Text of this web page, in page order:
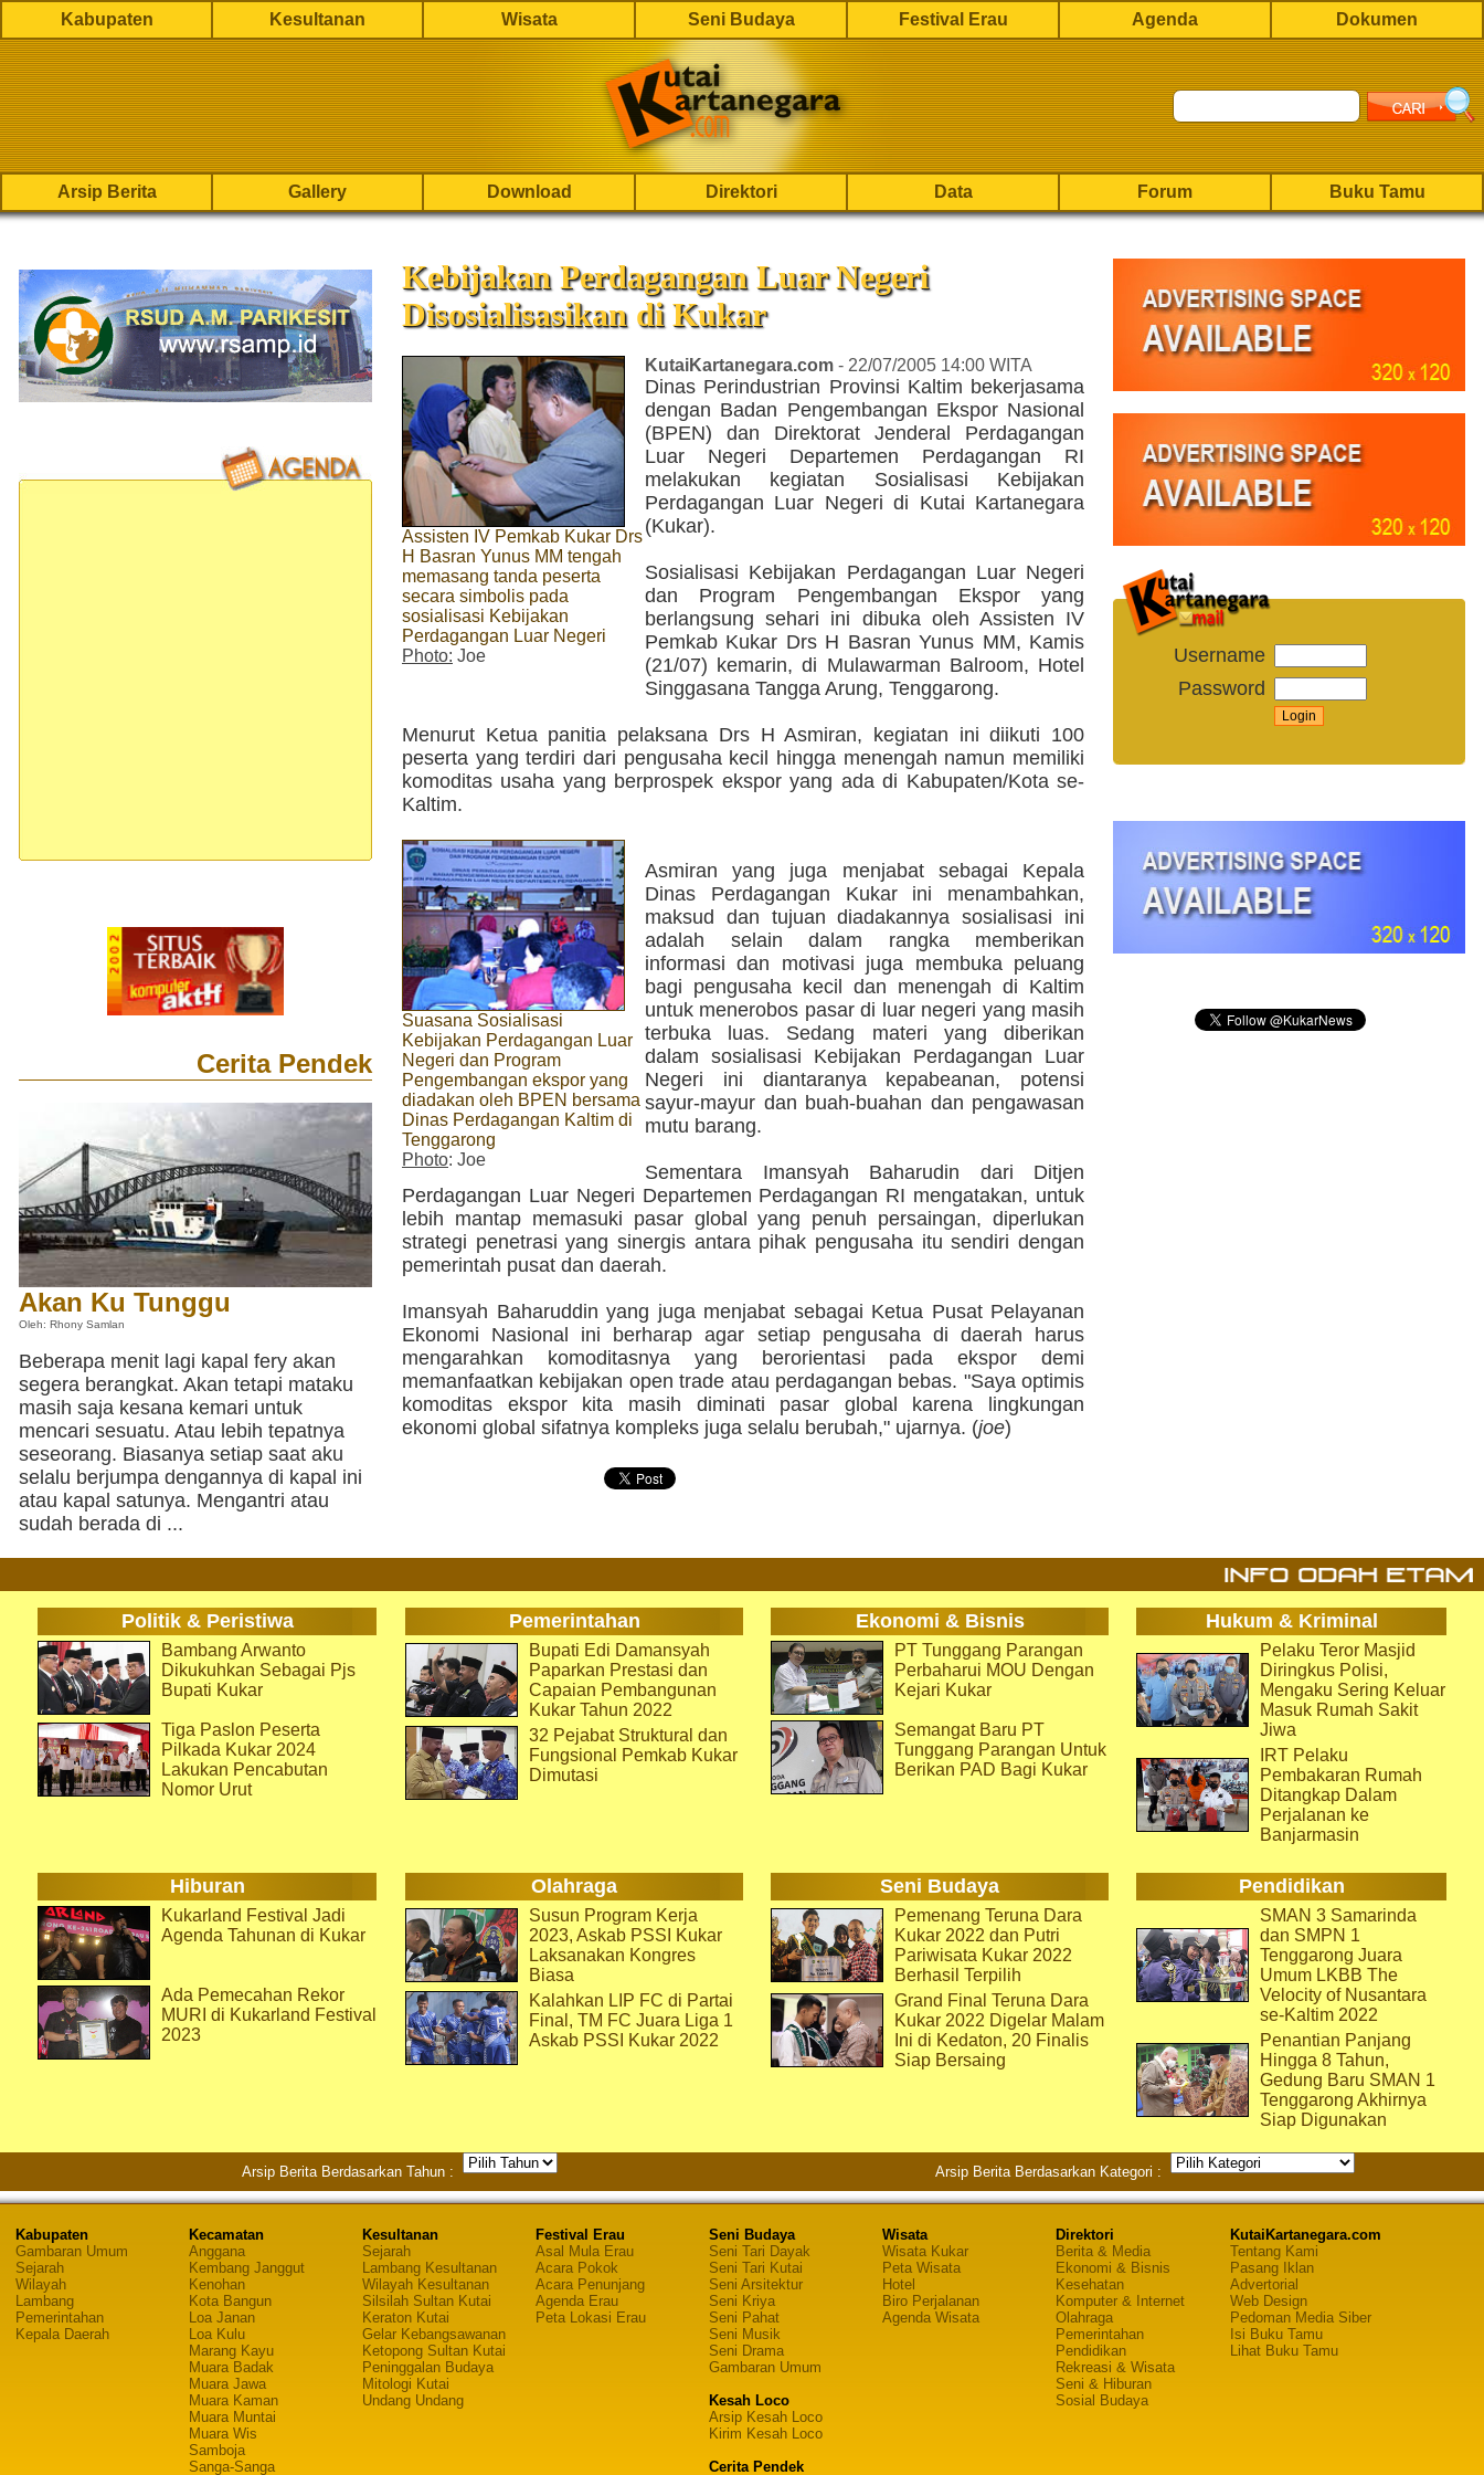
Kabupaten Kesultanan Wisata Seni Budaya Festival Erau Agenda Dokumen
Arsip Berita Gallery Download Direktori Data Forum Buku Tamu
Cerita Pendek
Akan Ku Tunggu
Oleh: Rhony Samlan
Beberapa menit lagi kapal fery akan
segera berangkat. Akan tetapi mataku
masih saja kesana kemari untuk
mencari sesuatu. Atau lebih tepatnya
seseorang. Biasanya setiap saat aku
selalu berjumpa dengannya di kapal ini
atau kapal satunya. Mengantri atau
sudah berada di ...
Kebijakan Perdagangan Luar Negeri
Disosialisasikan di Kukar
Assisten IV Pemkab Kukar Drs
H Basran Yunus MM tengah
memasang tanda peserta
secara simbolis pada
sosialisasi Kebijakan
Perdagangan Luar Negeri
Photo: Joe
KutaiKartanegara.com - 22/07/2005 14:00 WITA
Dinas Perindustrian Provinsi Kaltim bekerjasama
dengan Badan Pengembangan Ekspor Nasional
(BPEN) dan Direktorat Jenderal Perdagangan
Luar Negeri Departemen Perdagangan RI
melakukan kegiatan Sosialisasi Kebijakan
Perdagangan Luar Negeri di Kutai Kartanegara
(Kukar).
Sosialisasi Kebijakan Perdagangan Luar Negeri
dan Program Pengembangan Ekspor yang
berlangsung sehari ini dibuka oleh Assisten IV
Pemkab Kukar Drs H Basran Yunus MM, Kamis
(21/07) kemarin, di Mulawarman Balroom, Hotel
Singgasana Tangga Arung, Tenggarong.
Menurut Ketua panitia pelaksana Drs H Asmiran, kegiatan ini diikuti 100
peserta yang terdiri dari pengusaha kecil hingga menengah namun memiliki
komoditas usaha yang berprospek ekspor yang ada di Kabupaten/Kota se-
Kaltim.
Suasana Sosialisasi
Kebijakan Perdagangan Luar
Negeri dan Program
Pengembangan ekspor yang
diadakan oleh BPEN bersama
Dinas Perdagangan Kaltim di
Tenggarong
Photo: Joe
Asmiran yang juga menjabat sebagai Kepala
Dinas Perdagangan Kukar ini menambahkan,
maksud dan tujuan diadakannya sosialisasi ini
adalah selain dalam rangka memberikan
informasi dan motivasi juga membuka peluang
bagi pengusaha kecil dan menengah di Kaltim
untuk menerobos pasar di luar negeri yang masih
terbuka luas. Sedang materi yang diberikan
dalam sosialisasi Kebijakan Perdagangan Luar
Negeri ini diantaranya kepabeanan, potensi
sayur-mayur dan buah-buahan dan pengawasan
mutu barang.
Sementara Imansyah Baharudin dari Ditjen
Perdagangan Luar Negeri Departemen Perdagangan RI mengatakan, untuk
lebih mantap memasuki pasar global yang penuh persaingan, diperlukan
strategi penetrasi yang sinergis antara pihak pengusaha itu sendiri dengan
pemerintah pusat dan daerah.
Imansyah Baharuddin yang juga menjabat sebagai Ketua Pusat Pelayanan
Ekonomi Nasional ini berharap agar setiap pengusaha di daerah harus
mengarahkan komoditasnya yang berorientasi pada ekspor demi
memanfaatkan kebijakan open trade atau perdagangan bebas. "Saya optimis
komoditas ekspor kita masih diminati pasar global karena lingkungan
ekonomi global sifatnya kompleks juga selalu berubah," ujarnya. (joe)
Username
Password
Politik & Peristiwa Pemerintahan Ekonomi & Bisnis Hukum & Kriminal
Bambang Arwanto
Dikukuhkan Sebagai Pjs
Bupati Kukar
Tiga Paslon Peserta
Pilkada Kukar 2024
Lakukan Pencabutan
Nomor Urut
Bupati Edi Damansyah
Paparkan Prestasi dan
Capaian Pembangunan
Kukar Tahun 2022
32 Pejabat Struktural dan
Fungsional Pemkab Kukar
Dimutasi
PT Tunggang Parangan
Perbaharui MOU Dengan
Kejari Kukar
Semangat Baru PT
Tunggang Parangan Untuk
Berikan PAD Bagi Kukar
Pelaku Teror Masjid
Diringkus Polisi,
Mengaku Sering Keluar
Masuk Rumah Sakit
Jiwa
IRT Pelaku
Pembakaran Rumah
Ditangkap Dalam
Perjalanan ke
Banjarmasin
Hiburan Olahraga Seni Budaya Pendidikan
Kukarland Festival Jadi
Agenda Tahunan di Kukar
Ada Pemecahan Rekor
MURI di Kukarland Festival
2023
Susun Program Kerja
2023, Askab PSSI Kukar
Laksanakan Kongres
Biasa
Kalahkan LIP FC di Partai
Final, TM FC Juara Liga 1
Askab PSSI Kukar 2022
Pemenang Teruna Dara
Kukar 2022 dan Putri
Pariwisata Kukar 2022
Berhasil Terpilih
Grand Final Teruna Dara
Kukar 2022 Digelar Malam
Ini di Kedaton, 20 Finalis
Siap Bersaing
SMAN 3 Samarinda
dan SMPN 1
Tenggarong Juara
Umum LKBB The
Velocity of Nusantara
se-Kaltim 2022
Penantian Panjang
Hingga 8 Tahun,
Gedung Baru SMAN 1
Tenggarong Akhirnya
Siap Digunakan
Arsip Berita Berdasarkan Tahun : Arsip Berita Berdasarkan Kategori :
Kabupaten
Gambaran Umum
Sejarah
Wilayah
Lambang
Pemerintahan
Kepala Daerah
Kecamatan
Anggana
Kembang Janggut
Kenohan
Kota Bangun
Loa Janan
Loa Kulu
Marang Kayu
Muara Badak
Muara Jawa
Muara Kaman
Muara Muntai
Muara Wis
Samboja
Sanga-Sanga
Kesultanan
Sejarah
Lambang Kesultanan
Wilayah Kesultanan
Silsilah Sultan Kutai
Keraton Kutai
Gelar Kebangsawanan
Ketopong Sultan Kutai
Peninggalan Budaya
Mitologi Kutai
Undang Undang
Festival Erau
Asal Mula Erau
Acara Pokok
Acara Penunjang
Agenda Erau
Peta Lokasi Erau
Seni Budaya
Seni Tari Dayak
Seni Tari Kutai
Seni Arsitektur
Seni Kriya
Seni Pahat
Seni Musik
Seni Drama
Gambaran Umum
Kesah Loco
Arsip Kesah Loco
Kirim Kesah Loco
Cerita Pendek
Wisata
Wisata Kukar
Peta Wisata
Hotel
Biro Perjalanan
Agenda Wisata
Direktori
Berita & Media
Ekonomi & Bisnis
Kesehatan
Komputer & Internet
Olahraga
Pemerintahan
Pendidikan
Rekreasi & Wisata
Seni & Hiburan
Sosial Budaya
KutaiKartanegara.com
Tentang Kami
Pasang Iklan
Advertorial
Web Design
Pedoman Media Siber
Isi Buku Tamu
Lihat Buku Tamu